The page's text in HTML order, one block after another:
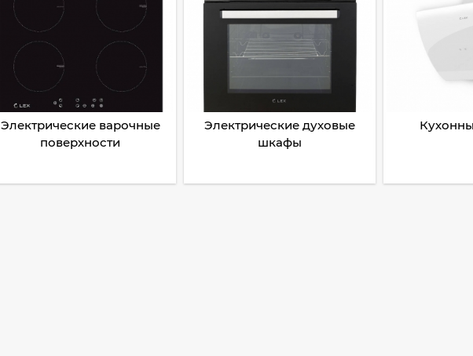
Электрические варочные
поверхности
Электрические духовые
шкафы